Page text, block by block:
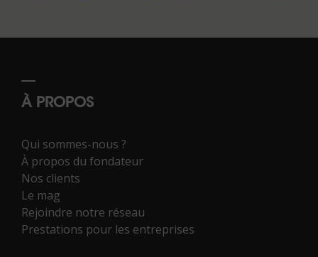
À PROPOS
Qui sommes-nous ?
À propos du fondateur
Nos clients
Le mag
Rejoindre notre réseau
Prestations pour les entreprises